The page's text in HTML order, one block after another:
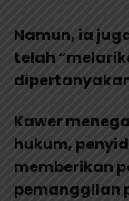
Namun, ia
telah
Kawer
hukum,
memberikan
pemanggilan